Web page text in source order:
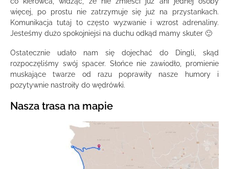
więcej, po prostu nie zatrzymuje się już na przystankach.
Komunikacja tutaj to często wyzwanie i wzrost adrenaliny.
Jesteśmy dużo spokojniejsi na duchu odkąd mamy skuter 🙂
Ostatecznie udało nam się dojechać do Dingli, skąd
rozpoczęliśmy swój spacer. Słońce nie zawiodło, promienie
muskające twarze od razu poprawiły nasze humory i
pozytywnie nastroiły do wędrówki.
Nasza trasa na mapie